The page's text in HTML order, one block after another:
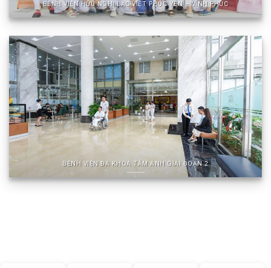
BỆNH VIỆN HỮU NGHỊ LẠC VIỆT PHÚC YÊN – VĨNH PHÚC
BỆNH VIỆN ĐA KHOA TÂM ANH GIAI ĐOẠN 2